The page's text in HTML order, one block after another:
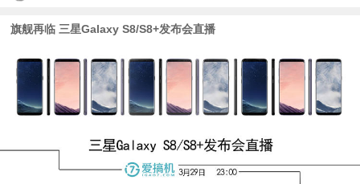
旗舰再临 三星Galaxy S8/S8+发布会直播